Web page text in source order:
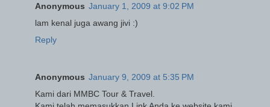
Anonymous January 1, 2009 at 9:02 PM
lam kenal juga awang jivi :)
Reply
Anonymous January 9, 2009 at 5:35 PM
Kami dari MMBC Tour & Travel.